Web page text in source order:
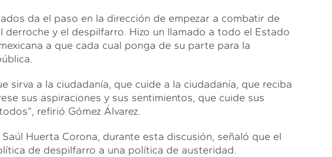
da el paso en la dirección de empezar a combatir de
derroche y el despilfarro. Hizo un llamado a todo el Estado
a que cada cual ponga de su parte para la
sirva a la ciudadanía, que cuide a la ciudadanía, que reciba
sus aspiraciones y sus sentimientos, que cuide sus
refirió Gómez Álvarez.
Huerta Corona, durante esta discusión, señaló que el
de despilfarro a una política de austeridad.